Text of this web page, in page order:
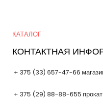
КАТАЛОГ
КОНТАКТНАЯ
+ 375 (33) 657-47-66
+ 375 (29) 88-88-655 прокат